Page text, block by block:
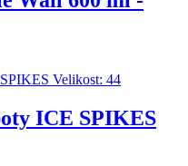
ICE SPIKES